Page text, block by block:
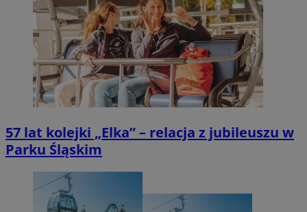
57 lat kolejki „Elka” – relacja z jubileuszu w
Parku Śląskim